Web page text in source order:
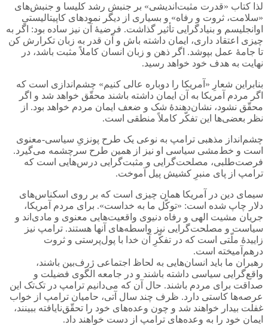
لذا کتاب «قدرت مثبت‌اندیشی» بر جنبش رشد کلیسا و جنبش‌های
«سلامت، ثروت و رفاه» و بسیاری از دیگر نمودهای کاپیتالیستیِ
اوانجلیسم و بنیادگرایی تأثیر گذاشت. فرضیۀ آن نیز ساده بود: اگر به
چیزی اعتقاد داری، ایمان داشته باش و آن قدر به زبان تکرارش کن
تا جامۀ عمل بپوشد. اگر ذهن و زبان انسان کاملاً مثبت باشد، در
نهایت به هدف خود خواهد رسید.
بنابراین شعارِ «آمریکا را دوباره عالی کنیم» چشم‌اندازی است که
اگر مردم آمریکا به آن ایمان داشته باشند محقّق خواهد شد و اگر
محقّق نشود، نشان‌دهندۀ شک و ضعف ایمان مردم خواهد بود. از
نظر بعضی‌ها این تفکّر کاملاً منطقی است.
چشم‌انداز مذهبی ترامپ به نوعی یک طرح پونزیِ سیاسی-معنوی
است و خط‌مشی سیاسی او نیز از همین طرح سرچشمه می‌گیرد.
فرصت‌طلبی، مصلحت‌گرایی و مثبت‌گرایی درس‌هایی است که
ترامپ از پای منبرِ کشیش پیل آموخت.
سیمای دین در آمریکا همان چیزی است که بر روی اسکناس‌های
دلار چاپ شده است: «توکّل ما به خداست». برای مردم آمریکا،
جریان مشیت الهی و رفاه دنیوی واقعیت‌هایی معنوی و مادی‌‌اند و
سیاست و مصلحت‌گرایی نیز واسطه‌های آنها هستند. ترامپ نیز
زاییدۀ ملّتی است که در تفکّرِ آن خدا با پول‌پرستی و ثروت
درهم‌آمیخته است.
رهبران ما باید انسان‌هایی به لحاظ اجتماعی ژرف‌بین باشند،
واقع‌گرایی سیاسی داشته باشند و در جامعه الگوی فضیلت و
صداقت برای مردم باشند. حال آن که می‌دانیم ترامپ در تک‌تک این
عرصه‌ها کاستی دارد. ظرف چند سال آتی، حامیان ترامپ از خواب
غفلت بیدار خواهند شد و چون وعده‌های خود را تحقّق‌نایافته ببینند،
ایمان خود را به وعده‌های ترامپ از دست خواهند داد.